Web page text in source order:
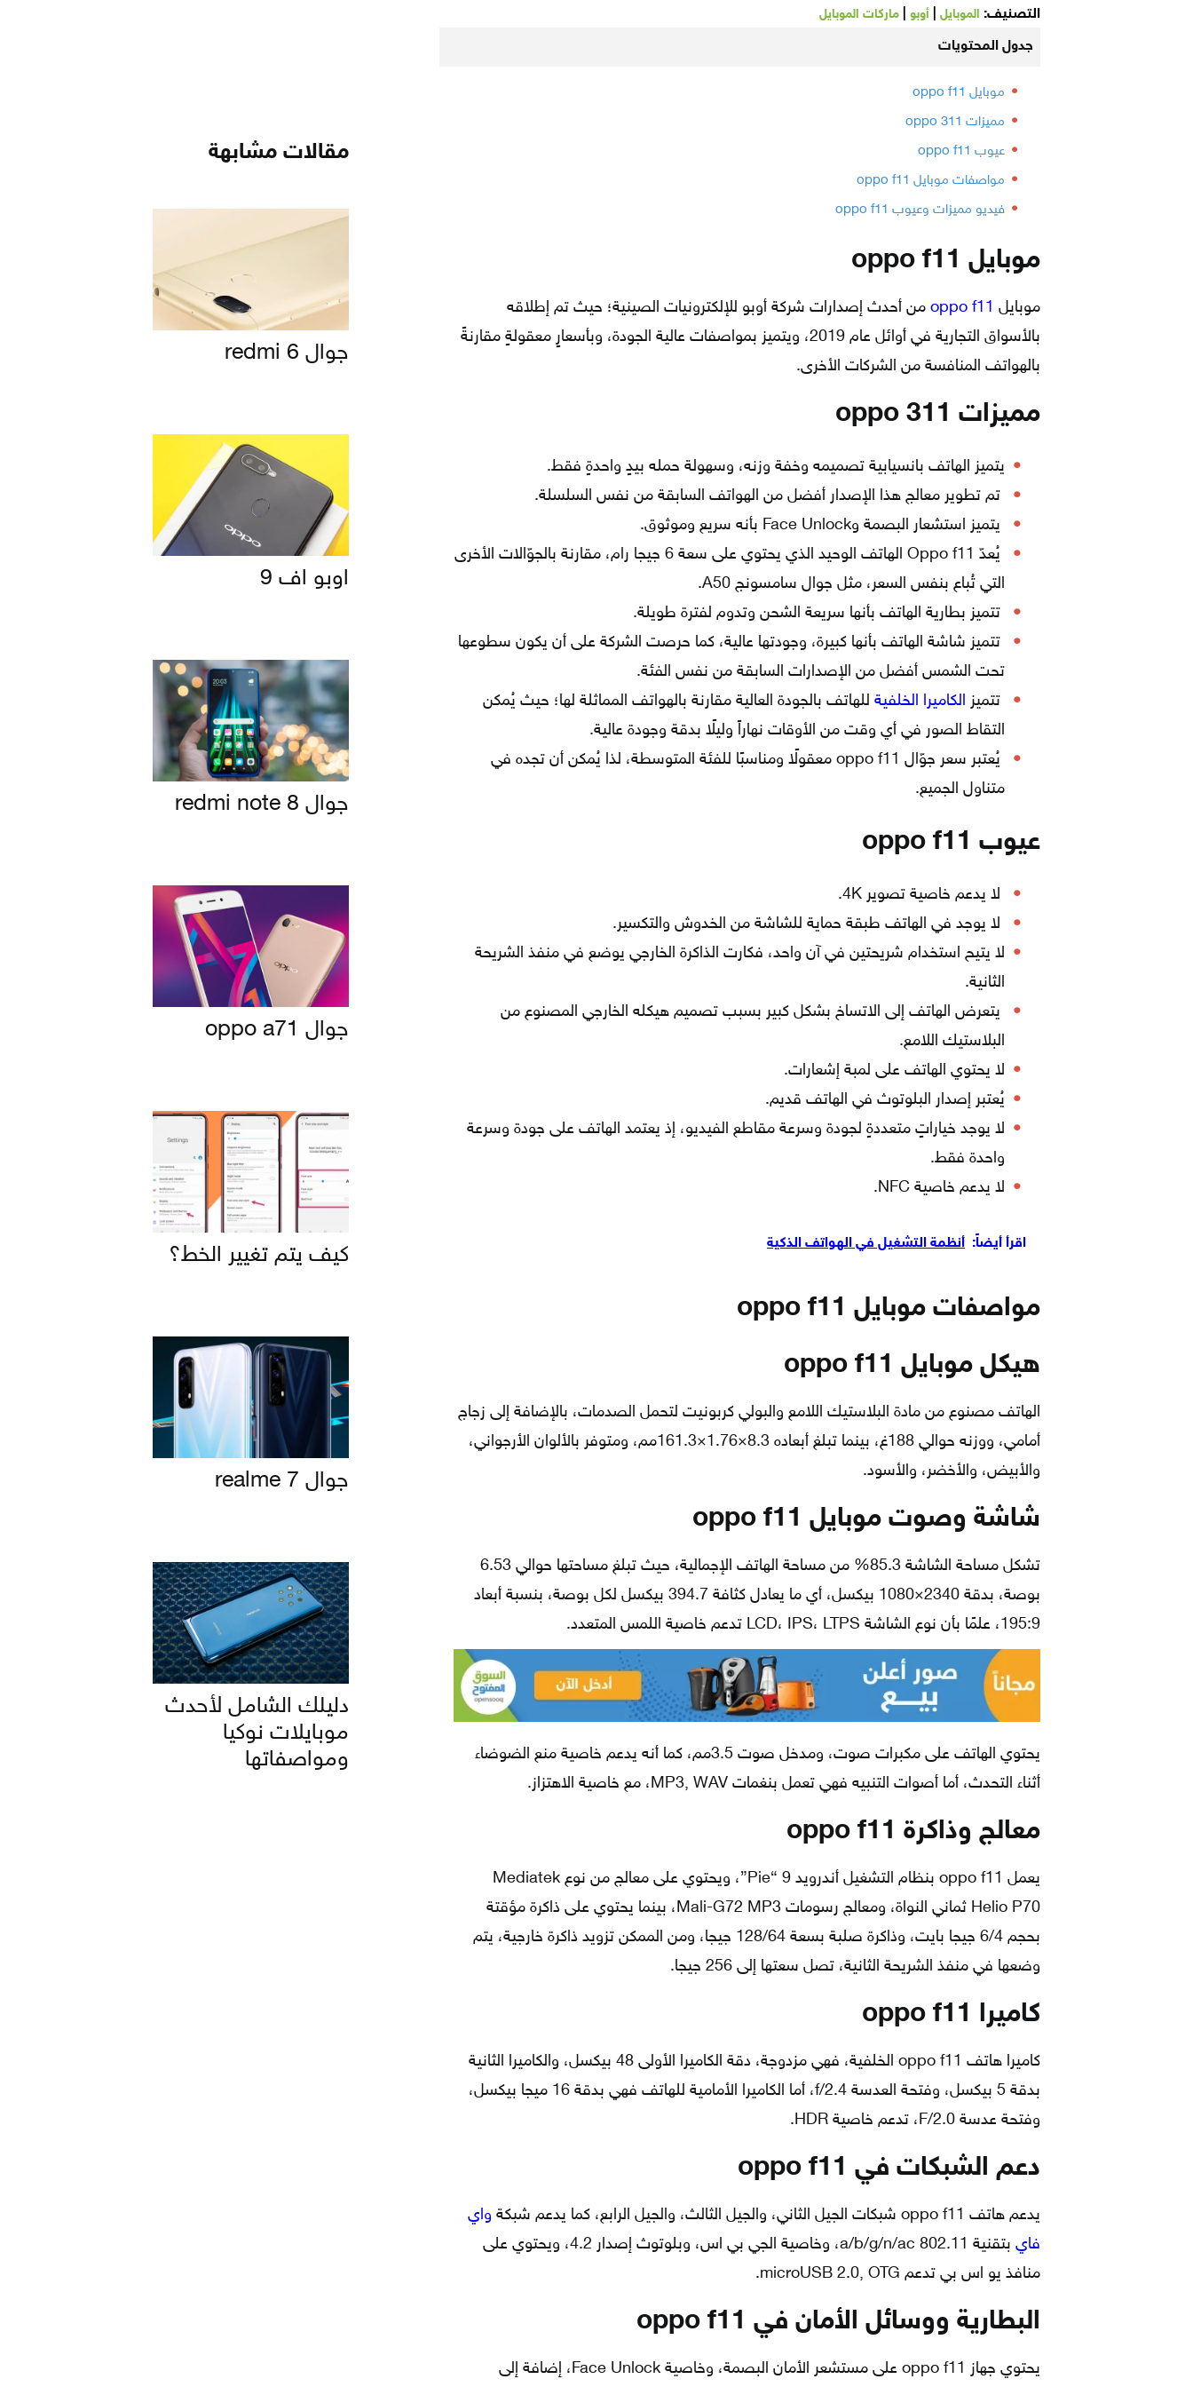
التصنيف: الموبايل أوبو ماركات الموبايل
جدول المحتويات
موبايل oppo f11
مميزات oppo 311
عيوب oppo f11
مواصفات موبايل oppo f11
فيديو مميزات وعيوب oppo f11
موبايل oppo f11
موبايل oppo f11 من أحدث إصدارات شركة أوبو للإلكترونيات الصينية؛ حيث تم إطلاقه
بالأسواق التجارية في أوائل عام 2019، ويتميز بمواصفات عالية الجودة، وبأسعارٍ معقولةٍ مقارنةً
بالهواتف المنافسة من الشركات الأخرى.
مميزات oppo 311
يتميز الهاتف بانسيابية تصميمه وخفة وزنه، وسهولة حمله بيدٍ واحدةٍ فقط.
تم تطوير معالج هذا الإصدار أفضل من الهواتف السابقة من نفس السلسلة.
يتميز استشعار البصمة وFace Unlock بأنه سريع وموثوق.
يُعدّ Oppo f11 الهاتف الوحيد الذي يحتوي على سعة 6 جيجا رام، مقارنة بالجوّالات الأخرى
التي تُباع بنفس السعر، مثل جوال سامسونج A50.
تتميز بطارية الهاتف بأنها سريعة الشحن وتدوم لفترة طويلة.
تتميز شاشة الهاتف بأنها كبيرة، وجودتها عالية، كما حرصت الشركة على أن يكون سطوعها
تحت الشمس أفضل من الإصدارات السابقة من نفس الفئة.
تتميز الكاميرا الخلفية للهاتف بالجودة العالية مقارنة بالهواتف المماثلة لها؛ حيث يُمكن
التقاط الصور في أي وقت من الأوقات نهاراً وليلًا بدقة وجودة عالية.
يُعتبر سعر جوّال oppo f11 معقولًا ومناسبًا للفئة المتوسطة، لذا يُمكن أن تجده في
متناول الجميع.
عيوب oppo f11
لا يدعم خاصية تصوير 4K.
لا يوجد في الهاتف طبقة حماية للشاشة من الخدوش والتكسير.
لا يتيح استخدام شريحتين في آن واحد، فكارت الذاكرة الخارجي يوضع في منفذ الشريحة
الثانية.
يتعرض الهاتف إلى الاتساخ بشكل كبير بسبب تصميم هيكله الخارجي المصنوع من
البلاستيك اللامع.
لا يحتوي الهاتف على لمبة إشعارات.
يُعتبر إصدار البلوتوث في الهاتف قديم.
لا يوجد خياراتٍ متعددةٍ لجودة وسرعة مقاطع الفيديو، إذ يعتمد الهاتف على جودة وسرعة
واحدة فقط.
لا يدعم خاصية NFC.
اقرأ أيضاً: أنظمة التشغيل في الهواتف الذكية
مواصفات موبايل oppo f11
هيكل موبايل oppo f11
الهاتف مصنوع من مادة البلاستيك اللامع والبولي كربونيت لتحمل الصدمات، بالإضافة إلى زجاج
أمامي، ووزنه حوالي 188غ، بينما تبلغ أبعاده 8.3×1.76×161.3مم، ومتوفر بالألوان الأرجواني،
والأبيض، والأخضر، والأسود.
شاشة وصوت موبايل oppo f11
تشكل مساحة الشاشة 85.3% من مساحة الهاتف الإجمالية، حيث تبلغ مساحتها حوالي 6.53
بوصة، بدقة 2340×1080 بيكسل، أي ما يعادل كثافة 394.7 بيكسل لكل بوصة، بنسبة أبعاد
195:9، علمًا بأن نوع الشاشة LCD، IPS، LTPS تدعم خاصية اللمس المتعدد.
يحتوي الهاتف على مكبرات صوت، ومدخل صوت 3.5مم، كما أنه يدعم خاصية منع الضوضاء
أثناء التحدث، أما أصوات التنبيه فهي تعمل بنغمات MP3, WAV، مع خاصية الاهتزاز.
معالج وذاكرة oppo f11
يعمل oppo f11 بنظام التشغيل أندرويد 9 “Pie”، ويحتوي على معالج من نوع Mediatek
Helio P70 ثماني النواة، ومعالج رسومات Mali-G72 MP3، بينما يحتوي على ذاكرة مؤقتة
بحجم 6/4 جيجا بايت، وذاكرة صلبة بسعة 128/64 جيجا، ومن الممكن تزويد ذاكرة خارجية، يتم
وضعها في منفذ الشريحة الثانية، تصل سعتها إلى 256 جيجا.
كاميرا oppo f11
كاميرا هاتف oppo f11 الخلفية، فهي مزدوجة، دقة الكاميرا الأولى 48 بيكسل، والكاميرا الثانية
بدقة 5 بيكسل، وفتحة العدسة f/2.4، أما الكاميرا الأمامية للهاتف فهي بدقة 16 ميجا بيكسل،
وفتحة عدسة F/2.0، تدعم خاصية HDR.
دعم الشبكات في oppo f11
يدعم هاتف oppo f11 شبكات الجيل الثاني، والجيل الثالث، والجيل الرابع، كما يدعم شبكة
واي
فاي
بتقنية a/b/g/n/ac 802.11، وخاصية الجي بي اس، وبلوتوث إصدار 4.2، ويحتوي على
منافذ يو اس بي تدعم microUSB 2.0, OTG.
البطارية ووسائل الأمان في oppo f11
يحتوي جهاز oppo f11 على مستشعر الأمان البصمة، وخاصية Face Unlock، إضافة إلى
مقالات مشابهة
جوال redmi 6
اوبو اف 9
جوال redmi note 8
جوال oppo a71
كيف يتم تغيير الخط؟
جوال realme 7
دليلك الشامل لأحدث
موبايلات نوكيا
ومواصفاتها